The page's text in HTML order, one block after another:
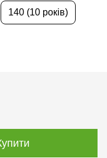
140 (10 років)